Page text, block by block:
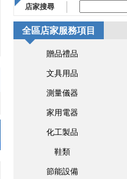
店家搜尋
全區店家服務項目
贈品禮品
文具用品
測量儀器
家用電器
化工製品
鞋類
節能設備